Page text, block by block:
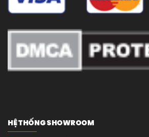
HỆ THỐNG SHOWROOM